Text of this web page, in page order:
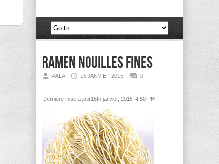
ramen nouilles fines
AALA 15 JANVIER 2015 0
Dernière mise à jour15th janvier, 2015, 4:50 PM